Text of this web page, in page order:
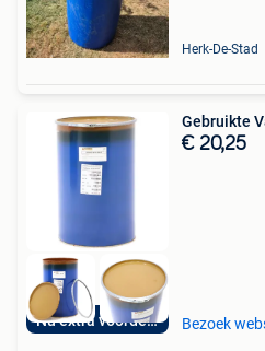
Herk-De-Stad
Nu extra voordelig
Gebruikte
€ 20,25
Bezoek